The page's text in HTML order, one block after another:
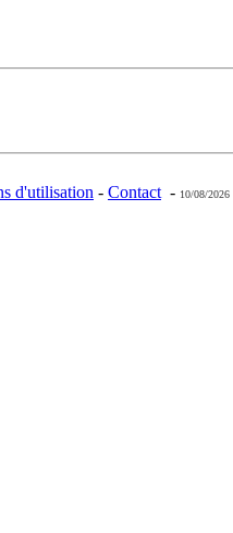
d'utilisation - Contact - 10/08/2026